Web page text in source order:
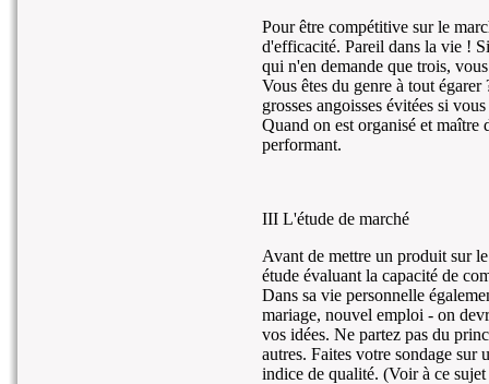
Pour être compétitive sur le
d'efficacité. Pareil dans la vie !
qui n'en demande que trois,
Vous êtes du genre à tout
grosses angoisses évitées si
Quand on est organisé et maître
performant.
III L'étude de marché
Avant de mettre un produit sur
étude évaluant la capacité de
Dans sa vie personnelle
mariage, nouvel emploi - on
vos idées. Ne partez pas du
autres. Faites votre sondage
indice de qualité. (Voir à ce